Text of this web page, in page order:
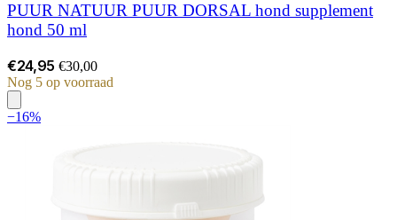
PUUR NATUUR PUUR DORSAL hond supplement
hond 50 ml
€24,95 €30,00
Nog 5 op voorraad
−16%